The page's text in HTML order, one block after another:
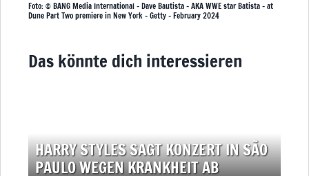
Foto: © BANG Media International – Dave Bautista – AKA WWE star Batista – at
Dune Part Two premiere in New York – Getty – February 2024
Das könnte dich interessieren
HARRY STYLES SAGT KONZERT IN SÃO
PAULO WEGEN KRANKHEIT AB